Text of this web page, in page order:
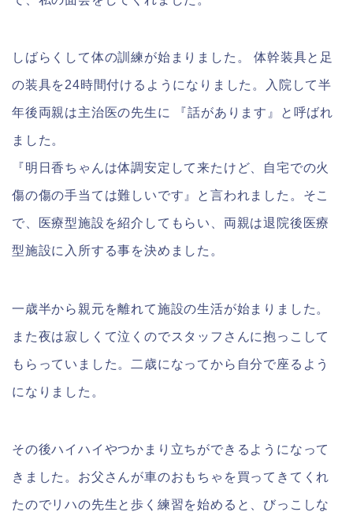
しばらくして体の訓練が始まりました。 体幹装具と足
の装具を24時間付けるようになりました。入院して半
年後両親は主治医の先生に 『話があります』と呼ばれ
ました。
『明日香ちゃんは体調安定して来たけど、自宅での火
傷の傷の手当ては難しいです』と言われました。そこ
で、医療型施設を紹介してもらい、両親は退院後医療
型施設に入所する事を決めました。
一歳半から親元を離れて施設の生活が始まりました。
また夜は寂しくて泣くのでスタッフさんに抱っこして
もらっていました。二歳になってから自分で座るよう
になりました。
その後ハイハイやつかまり立ちができるようになって
きました。お父さんが車のおもちゃを買ってきてくれ
たのでリハの先生と歩く練習を始めると、びっこしな